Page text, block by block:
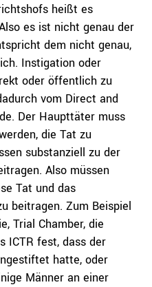
heißt es
es ist nicht genau der
dem nicht genau,
Instigation oder
oder öffentlich zu
vom Direct and
Der Haupttäter muss
die Tat zu
substanziell zu der
Also müssen
Tat und das
beitragen. Zum Beispiel
Trial Chamber, die
ICTR fest, dass der
hatte, oder
Männer an einer